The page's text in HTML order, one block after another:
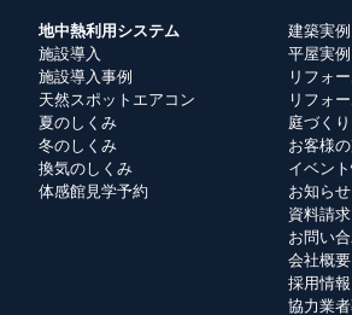
地中熱利用システム
施設導入
施設導入事例
天然スポットエアコン
夏のしくみ
冬のしくみ
換気のしくみ
体感館見学予約
建築実例
平屋実例
リフォ
リフォ
庭づく
お客様
イベン
お知らせ
資料請求
お問い
会社概要
採用情報
協力業